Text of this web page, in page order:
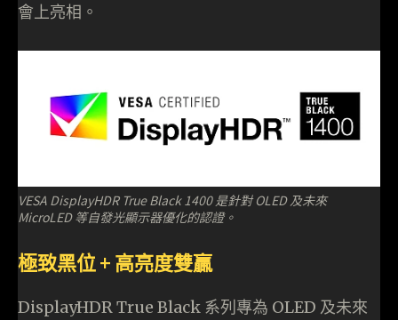
會上亮相。
VESA DisplayHDR True Black 1400 是針對 OLED 及未來
MicroLED 等自發光顯示器優化的認證。
極致黑位 + 高亮度雙贏
DisplayHDR True Black 系列專為 OLED 及未來